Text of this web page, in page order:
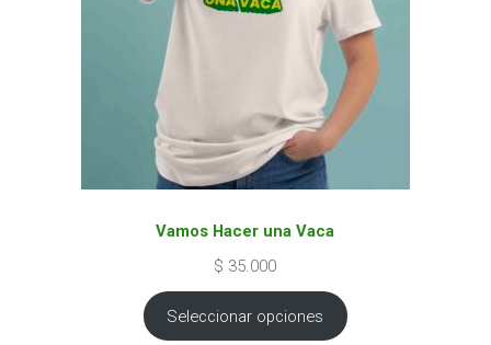
Vamos Hacer una Vaca
$ 35.000
Seleccionar opciones